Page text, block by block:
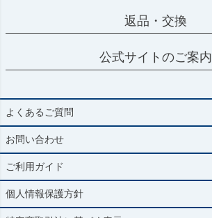
返品・交換
公式サイトのご案内
よくあるご質問
お問い合わせ
ご利用ガイド
個人情報保護方針